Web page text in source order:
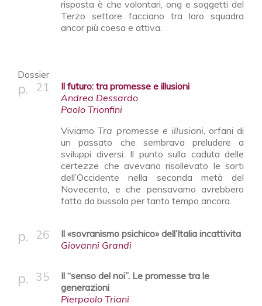
risposta è che volontari, ong e soggetti del
Terzo settore facciano tra loro squadra
ancor più coesa e attiva.
Dossier
21
Il futuro: tra promesse e illusioni
Andrea Dessardo
Paolo Trionfini
ViviamoTra promesse e illusioni, orfani di
un passato che sembrava preludere a
sviluppi diversi. Il punto sulla caduta delle
certezze che avevano risollevato le sorti
dell’Occidente nella seconda metà del
Novecento, e che pensavamo avrebbero
fatto da bussola per tanto tempo ancora.
26
Il «sovranismo psichico» dell’Italia incattivita
Giovanni Grandi
35
Il “senso del noi”. Le promesse tra le
generazioni
Pierpaolo Triani